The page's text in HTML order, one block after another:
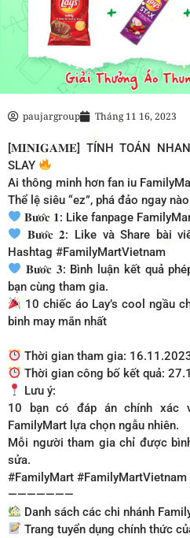
paujargroup Tháng 11 16, 2023
[𝐌𝐈𝐍𝐈𝐆𝐀𝐌𝐄] TÍNH TOÁN
SLAY
Ai thông minh hơn fan iu
Thể lệ siêu “ez”, phá đảo ngay
𝐁𝐮̛𝐨̛́𝐜 𝟏: Like fanpage
𝐁𝐮̛𝐨̛́𝐜 𝟐: Like và Share bài
Hashtag #FamilyMartVietnam
𝐁𝐮̛𝐨̛́𝐜 𝟑: Bình luận kết quả
bạn cùng tham gia.
10 chiếc áo Lay’s cool ngầu
binh may mắn nhất
Thời gian tham gia:
Thời gian công bố kết quả:
Lưu ý:
10 bạn có đáp án chính xác
FamilyMart lựa chọn ngẫu nhiên.
Mỗi người tham gia chỉ được
sửa.
#FamilyMart
———————
Danh sách các chi nhánh
Trang tuyển dụng chính thức